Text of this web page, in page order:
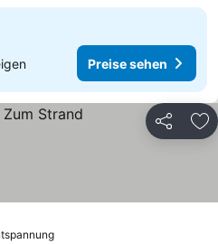
Preise sehen
Teilen